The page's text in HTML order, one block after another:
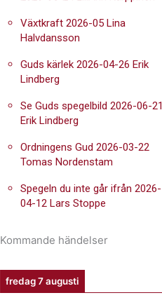
Växtkraft 2026-05 Lina
Halvdansson
Guds kärlek 2026-04-26 Erik
Lindberg
Se Guds spegelbild 2026-06-21
Erik Lindberg
Ordningens Gud 2026-03-22
Tomas Nordenstam
Spegeln du inte går ifrån 2026-
04-12 Lars Stoppe
Kommande händelser
fredag 7 augusti